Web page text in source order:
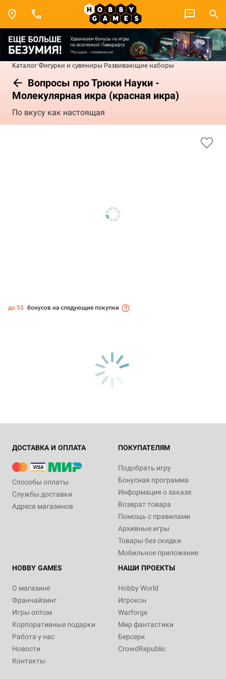
КаталогФигурки и сувениры Развивающие наборы
Вопросы про Трюки Науки -
Молекулярная икра (красная икра)
По вкусу как настоящая
до 55 бонусов на следующие покупки
ДОСТАВКА И ОПЛАТА
Способы оплаты
Службы доставки
Адреса магазинов
ПОКУПАТЕЛЯМ
Подобрать игру
Бонусная программа
Информация о заказе
Возврат товара
Помощь с правилами
Архивные игры
Товары без скидки
Мобильное приложение
HOBBY GAMES
О магазине
Франчайзинг
Игры оптом
Корпоративные подарки
Работа у нас
Новости
Контакты
НАШИ ПРОЕКТЫ
Hobby World
Игрокон
Warforge
Мир фантастики
Берсерк
CrowdRepublic